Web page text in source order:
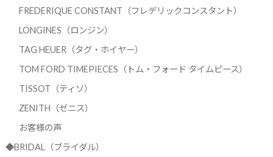
FREDERIQUE CONSTANT（フレデリックコンスタント）
LONGINES（ロンジン）
TAG HEUER（タグ・ホイヤー）
TOM FORD TIMEPIECES（トム・フォード タイムピース）
TISSOT（ティソ）
ZENITH（ゼニス）
お客様の声
◆BRIDAL（ブライダル）